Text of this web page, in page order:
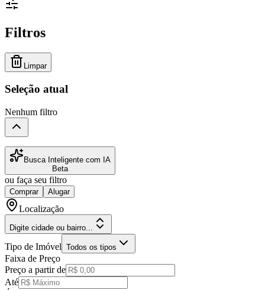
Filtros
Limpar
Seleção atual
Nenhum filtro
Busca Inteligente com IA
Beta
ou faça seu filtro
Comprar Alugar
Localização
Digite cidade ou bairro...
Tipo de Imóvel Todos os tipos
Faixa de Preço
Preço a partir de
Até